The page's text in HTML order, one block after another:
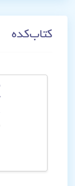
کتاب‌کده‌